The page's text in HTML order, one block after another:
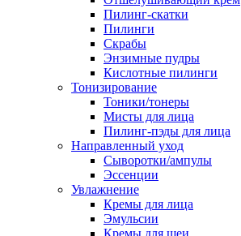
Пилинг-скатки
Пилинги
Скрабы
Энзимные пудры
Кислотные пилинги
Тонизирование
Тоники/тонеры
Мисты для лица
Пилинг-пэды для лица
Направленный уход
Сыворотки/ампулы
Эссенции
Увлажнение
Кремы для лица
Эмульсии
Кремы для шеи